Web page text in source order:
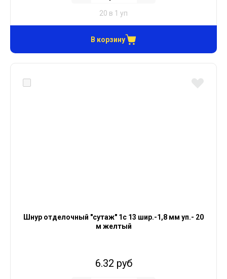
20 в 1 уп
В корзину
Шнур отделочный "сутаж" 1с 13 шир.-1,8 мм уп.- 20
м желтый
6.32 руб